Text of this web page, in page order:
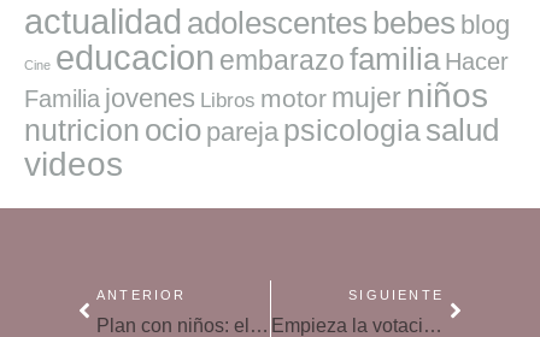
actualidad adolescentes bebes blog
Cine educacion embarazofamilia Hacer
Familia jovenes Libros motor mujer niños
nutricion ocio pareja psicologiasalud
videos
ANTERIOR
Plan con niños: el Bus de la Navidad
SIGUIENTE
Empieza la votación final del Concurso Creativo de Briliantina